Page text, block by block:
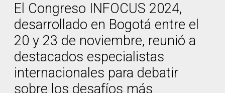
El Congreso INFOCUS 2024,
desarrollado en Bogotá entre el
20 y 23 de noviembre, reunió a
destacados especialistas
internacionales para debatir
sobre los desafíos más